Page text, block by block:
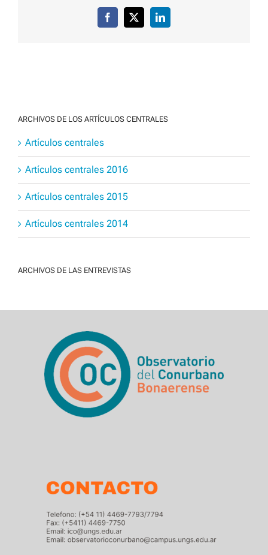
Facebook
X LinkedIn
ARCHIVOS DE LOS ARTÍCULOS CENTRALES
Artículos centrales
Artículos centrales 2016
Artículos centrales 2015
Artículos centrales 2014
ARCHIVOS DE LAS ENTREVISTAS